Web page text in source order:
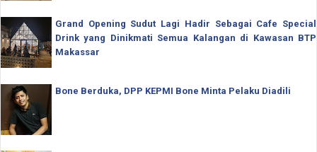
Grand Opening Sudut Lagi Hadir Sebagai Cafe Special
Drink yang Dinikmati Semua Kalangan di Kawasan BTP
Makassar
Bone Berduka, DPP KEPMI Bone Minta Pelaku Diadili